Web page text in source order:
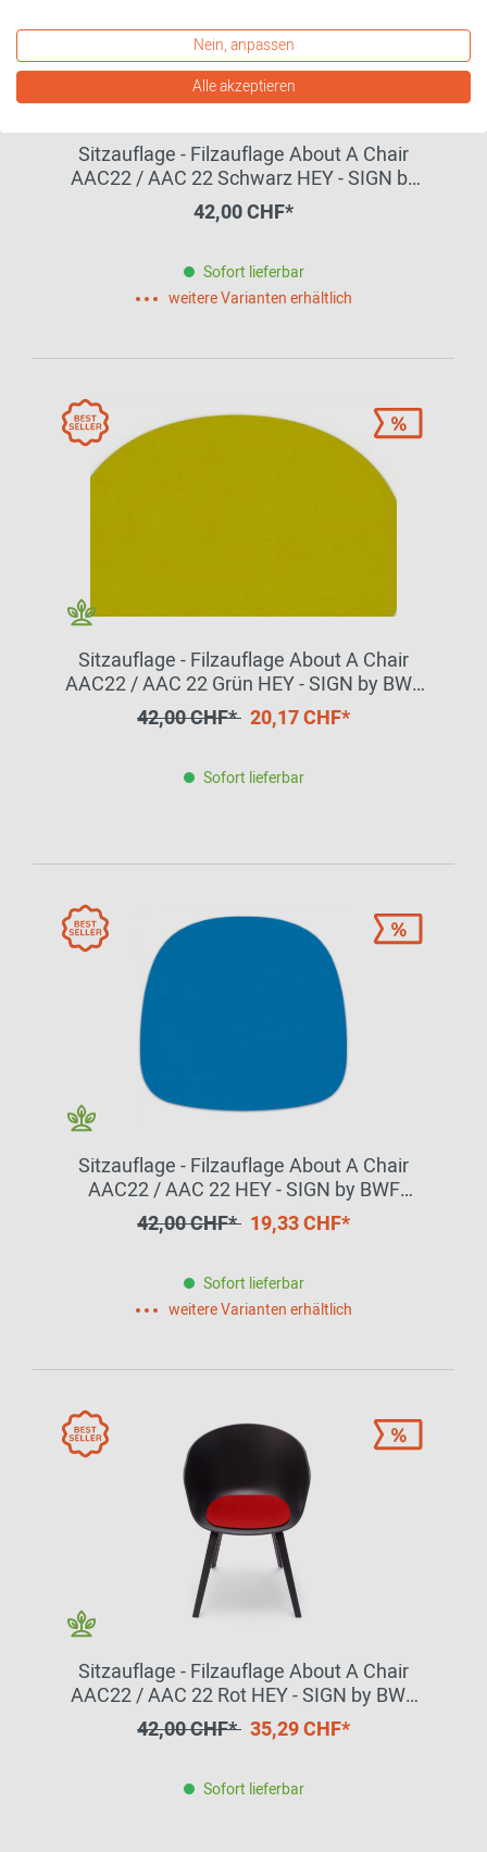
Sitzauflage - Filzauflage About A Chair
AAC22 / AAC 22 Schwarz HEY - SIGN by
BWF Group
42,00 CHF*
Sofort lieferbar
weitere Varianten erhältlich
Sitzauflage - Filzauflage About A Chair
AAC22 / AAC 22 Grün HEY - SIGN by BWF
Group EINZELSTÜCK
42,00 CHF* 20,17 CHF*
Sofort lieferbar
Sitzauflage - Filzauflage About A Chair
AAC22 / AAC 22 HEY - SIGN by BWF
Group EINZELSTÜCK
42,00 CHF* 19,33 CHF*
Sofort lieferbar
weitere Varianten erhältlich
Sitzauflage - Filzauflage About A Chair
AAC22 / AAC 22 Rot HEY - SIGN by BWF
Group EINZELSTÜCK
42,00 CHF* 35,29 CHF*
Sofort lieferbar
Nein, anpassen
Alle akzeptieren